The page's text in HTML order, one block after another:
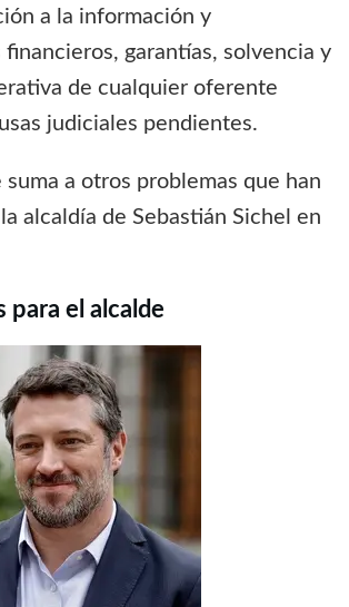
a la información y
garantías, solvencia y
de cualquier oferente
judiciales pendientes.
suma a otros problemas que han
alcaldía de Sebastián Sichel en
para el alcalde